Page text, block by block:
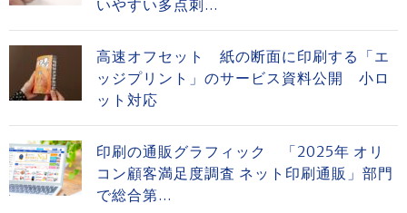
いやすい多点刺...
高速オフセット 紙の断面に印刷する「エ
ッジプリント」のサービス資料公開 小ロ
ット対応
印刷の通販グラフィック 「2025年 オリ
コン顧客満足度調査 ネット印刷通販」部門
で総合第...